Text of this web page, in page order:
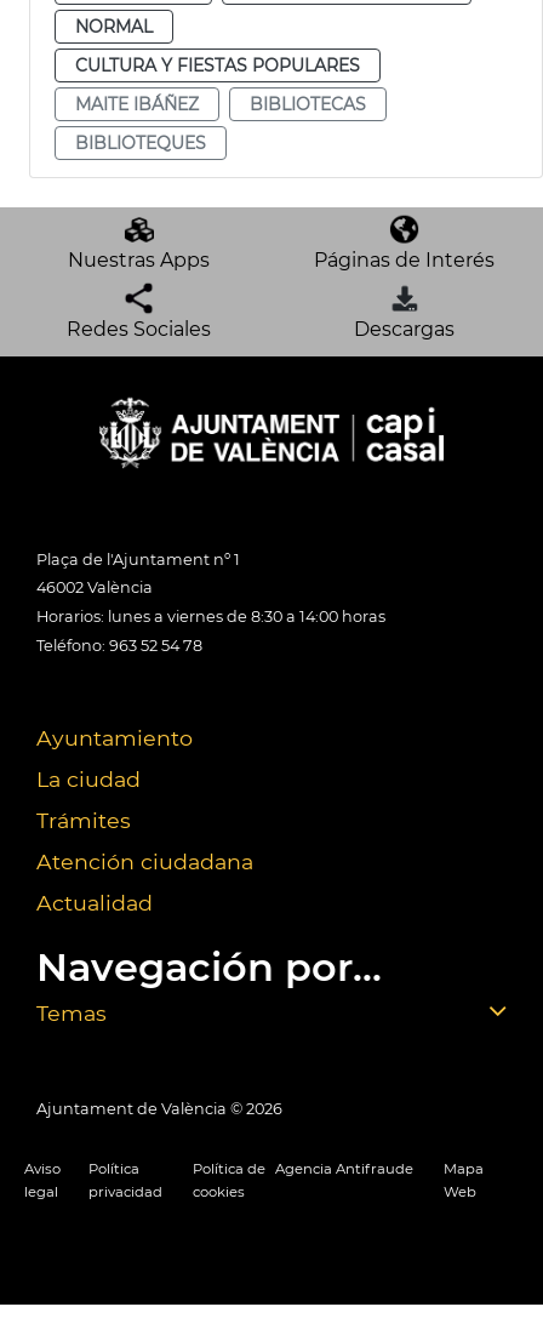
NORMAL
CULTURA Y FIESTAS POPULARES
MAITE IBÁÑEZ
BIBLIOTECAS
BIBLIOTEQUES
Nuestras Apps Páginas de Interés
Redes Sociales Descargas
Plaça de l'Ajuntament nº 1
46002 València
Horarios: lunes a viernes de 8:30 a 14:00 horas
Teléfono: 963 52 54 78
Ayuntamiento
La ciudad
Trámites
Atención ciudadana
Actualidad
Navegación por...
Temas
Ajuntament de València © 2026
Aviso
legal
Política
privacidad
Política de
cookies
Agencia Antifraude
Mapa
Web